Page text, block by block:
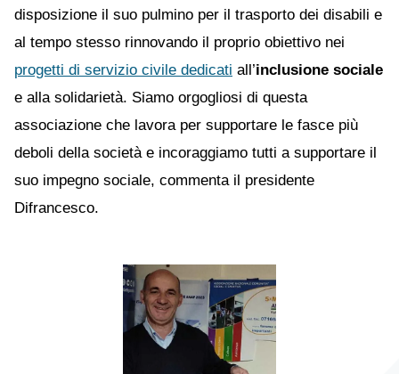
disposizione il suo pulmino per il trasporto dei disabili e
al tempo stesso rinnovando il proprio obiettivo nei
progetti di servizio civile dedicati all’inclusione sociale
e alla solidarietà. Siamo orgogliosi di questa
associazione che lavora per supportare le fasce più
deboli della società e incoraggiamo tutti a supportare il
suo impegno sociale, commenta il presidente
Difrancesco.